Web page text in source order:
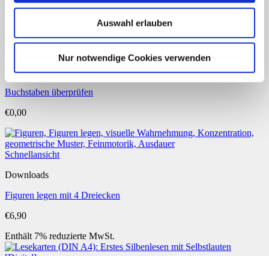
Auswahl erlauben
Nur notwendige Cookies verwenden
6,50
Enthält 7% reduzierte MwSt.
Anfangsunterricht
Buchstaben überprüfen
€0,00
Schnellansicht
Downloads
Figuren legen mit 4 Dreiecken
€6,90
Enthält 7% reduzierte MwSt.